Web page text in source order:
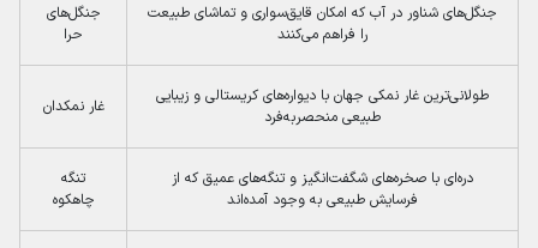
جنگل‌های شناور در آب که امکان قایق‌سواری و تماشای طبیعت
را فراهم می‌کنند
جنگل‌های
حرا
طولانی‌ترین غار نمکی جهان با دیواره‌های کریستالی و زیبایی
طبیعی منحصربه‌فرد
غار نمکدان
دره‌ای با صخره‌های شگفت‌انگیز و تنگه‌های عمیق که از
فرسایش طبیعی به وجود آمده‌اند
تنگه
چاهکوه